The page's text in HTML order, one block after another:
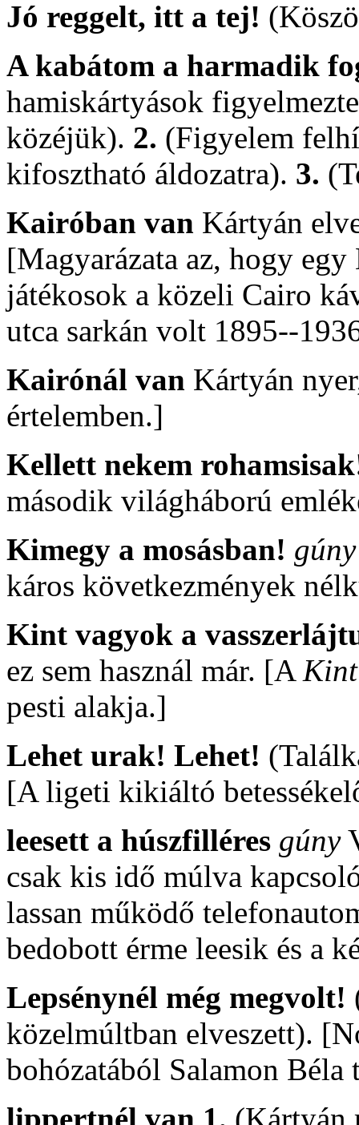
Jó reggelt, itt a tej!
A kabátom a harmadik
hamiskártyások
közéjük). 2. (Figyelem
kifosztható áldozatra). 3.
Kairóban van Kártyán
[Magyarázata az, hogy
játékosok a közeli Cairo
utca sarkán volt 1895--
Kairónál van Kártyán
értelemben.]
Kellett nekem
második világháború
Kimegy a mosásban! gúny
káros következmények
Kint vagyok a
ez sem használ már. [A
pesti alakja.]
Lehet urak! Lehet!
[A ligeti kikiáltó
leesett a húszfilléres gúny
csak kis idő múlva
lassan működő
bedobott érme leesik és a
Lepsénynél még megvolt!
közelmúltban elveszett).
bohózatából Salamon Béla